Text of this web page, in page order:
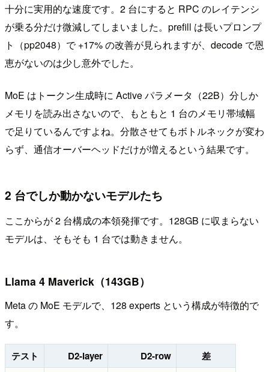
十分に実用的な速度です。2 台にすると RPC のレイテンシ
が乗る分だけ微減してしまいました。prefill は長いプロンプ
ト（pp2048）で +17% の改善が見られますが、decode で恩
恵がないのは少し意外でした。
MoE はトークン生成時に Active パラメータ（22B）分しか
メモリを読み出さないので、もともと 1 台のメモリ帯域幅
で足りているんですよね。分散させてもボトルネックが変わ
らず、通信オーバーヘッドだけが増えるという結果です。
2 台でしか動かないモデルたち
ここからが 2 台構成の本領発揮です。128GB に収まらない
モデルは、そもそも 1 台では動きません。
Llama 4 Maverick（143GB）
Meta の MoE モデルで、128 experts という構成が特徴的で
す。
テスト D2-layer D2-row 差